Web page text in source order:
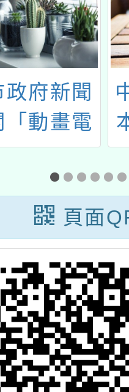
府新聞
「動畫電
怪森林》
賽活動」
頁面